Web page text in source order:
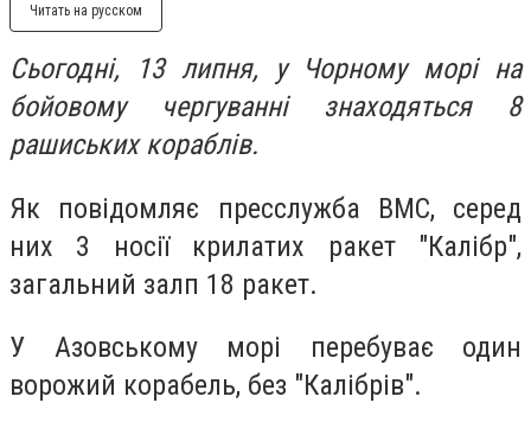
Читать на русском
Сьогодні, 13 липня, у Чорному морі на
бойовому чергуванні знаходяться 8
рашиських кораблів.
Як повідомляє пресслужба ВМС, серед
них 3 носії крилатих ракет "Калібр",
загальний залп 18 ракет.
У Азовському морі перебуває один
ворожий корабель, без "Калібрів".